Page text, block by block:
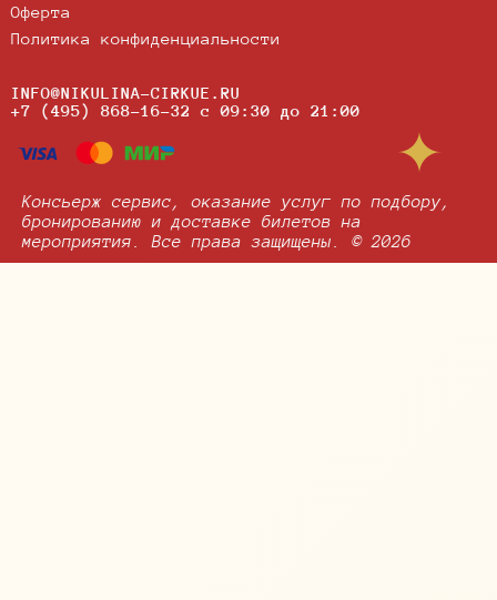
INFO@NIKULINA-CIRKUE.RU
+7 (495) 868-16-32
c 09:30 до 21:00
Оферта
Политика конфиденциальности
Консьерж сервис, оказание услуг по подбору,
бронированию и доставке билетов на
мероприятия. Все права защищены. © 2026